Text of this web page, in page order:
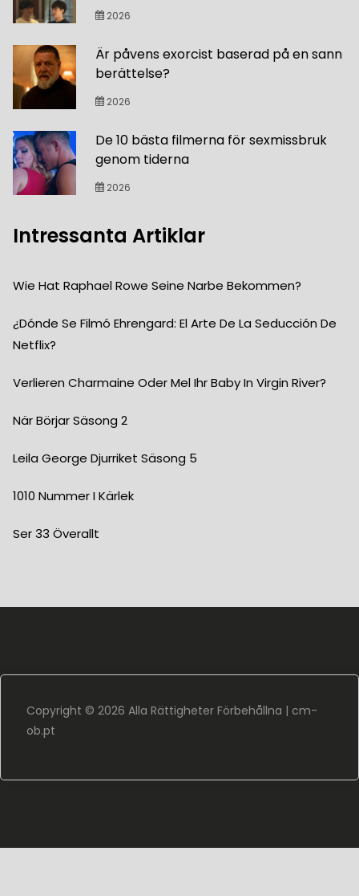
2026
Är påvens exorcist baserad på en sann
berättelse?
2026
De 10 bästa filmerna för sexmissbruk
genom tiderna
2026
Intressanta Artiklar
Wie Hat Raphael Rowe Seine Narbe Bekommen?
¿Dónde Se Filmó Ehrengard: El Arte De La Seducción De
Netflix?
Verlieren Charmaine Oder Mel Ihr Baby In Virgin River?
När Börjar Säsong 2
Leila George Djurriket Säsong 5
1010 Nummer I Kärlek
Ser 33 Överallt
Copyright © 2026 Alla Rättigheter Förbehållna | cm-
ob.pt